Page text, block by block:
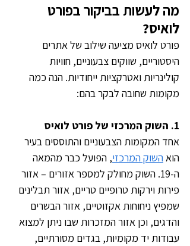
מה לעשות בביקור בפורט
לואיס?
פורט לואיס מציעה שילוב של אתרים
היסטוריים, שווקים צבעוניים, חוויות
קולינריות ואטרקציות ייחודיות. הנה כמה
מקומות שחובה לבקר בהם:
1. השוק המרכזי של פורט לואיס
אחד המקומות הצבעוניים והתוססים בעיר
הוא השוק המרכזי, הפועל כבר מהמאה
ה-19. השוק מחולק למספר אזורים – אזור
פירות וירקות טרופיים טריים, אזור תבלינים
שמפיץ ניחוחות אקזוטיים, אזור הבשרים
והדגים, וכן אזור המזכרות שבו ניתן למצוא
עבודות יד מקומיות, בגדים מסורתיים,